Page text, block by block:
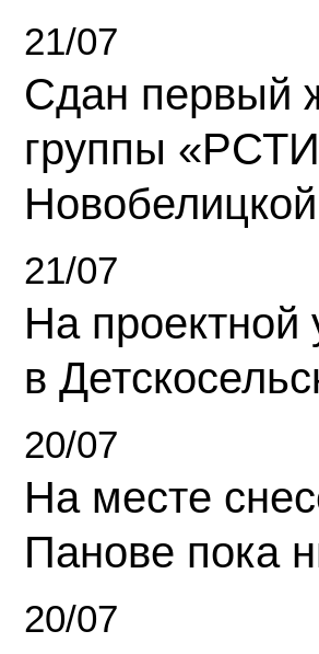
21/07
Сдан первый
группы
Новобелицкой
21/07
На
в
20/07
На месте
Панове пока
20/07